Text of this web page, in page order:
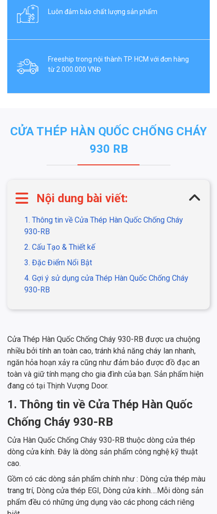
Luôn đảm bảo chất lượng sản phẩm
Freeship trong nội thành TP. HCM với đơn hàng
từ 2.000.000 VNĐ
CỬA THÉP HÀN QUỐC CHỐNG CHÁY
930 RB
Nội dung bài viết:
1. Thông tin về Cửa Thép Hàn Quốc Chống Cháy
930-RB
2. Cấu Tạo & Thiết kế
3. Đặc Điểm Nổi Bật
4. Gợi ý sử dụng cửa Thép Hàn Quốc Chống Cháy
930-RB
Cửa Thép Hàn Quốc Chống Cháy 930-RB được ưa chuộng
nhiều bởi tính an toàn cao, tránh khả năng cháy lan nhanh,
ngăn hỏa hoạn xảy ra cũng như đảm bảo được đồ đạc an
toàn và giữ tính mạng cho gia đình của bạn. Sản phẩm hiện
đang có tại Thịnh Vượng Door.
1. Thông tin về Cửa Thép Hàn Quốc
Chống Cháy 930-RB
Cửa Hàn Quốc Chống Cháy 930-RB thuộc dòng cửa thép
dòng cửa kính. Đây là dòng sản phẩm công nghệ kỹ thuật
cao.
Gồm có các dòng sản phẩm chính như : Dòng cửa thép màu
trang trí, Dòng cửa thép EGI, Dòng cửa kính….Mỗi dòng sản
phẩm đều có những ứng dụng vào các phong cách riêng